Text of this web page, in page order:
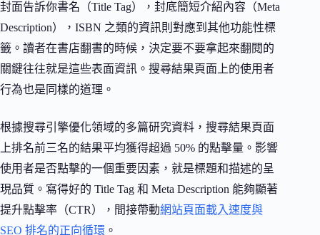
封面告訴你書名（Title Tag），封底簡短介紹內容（Meta
Description），ISBN 之類的資訊則對應到其他功能性標
籤。讀者在書店翻書的時候，決定要不要拿起來翻閱的
關鍵往往就是這些表面資訊。搜尋結果頁面上的使用者
行為也是同樣的道理。
根據搜尋引擎優化領域的多篇研究資料，搜尋結果頁面
上排名前三名的結果平均獲得超過 50% 的點擊量。影響
使用者是否點擊的一個重要因素，就是標題和描述的呈
現品質。寫得好的 Title Tag 和 Meta Description 能夠顯著
提升點擊率（CTR），間接帶動網站頁面載入速度與
SEO 排名的正向循環 。